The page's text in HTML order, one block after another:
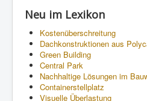
Neu im Lexikon
Kostenüberschreitung
Dachkonstruktionen aus
Green Building
Central Park
Nachhaltige Lösungen im
Containerstellplatz
Visuelle Überlastung